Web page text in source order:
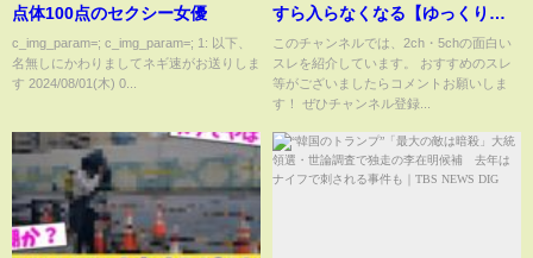
点体100点のセクシー女優
c_img_param=; c_img_param=; 1: 以下、
名無しにかわりましてネギ速がお送りしま
す 2024/08/01(木) 0...
すら入らなくなる【ゆっくり解
説】
このチャンネルでは、2ch・5chの面白い
スレを紹介しています。 おすすめのスレ
等がございましたらコメントお願いしま
す！ ぜひチャンネル登録...